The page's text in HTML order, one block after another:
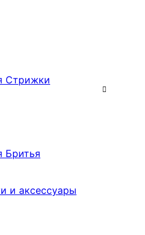
Стрижки
Бритья
и аксессуары